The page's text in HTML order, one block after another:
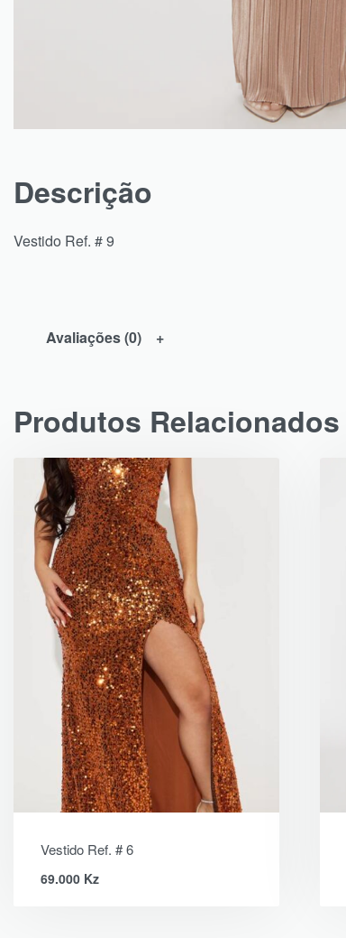
Descrição
Vestido Ref. # 9
Avaliações (0)
Produtos Relacionados
Vestido Ref. # 6
69.000 Kz